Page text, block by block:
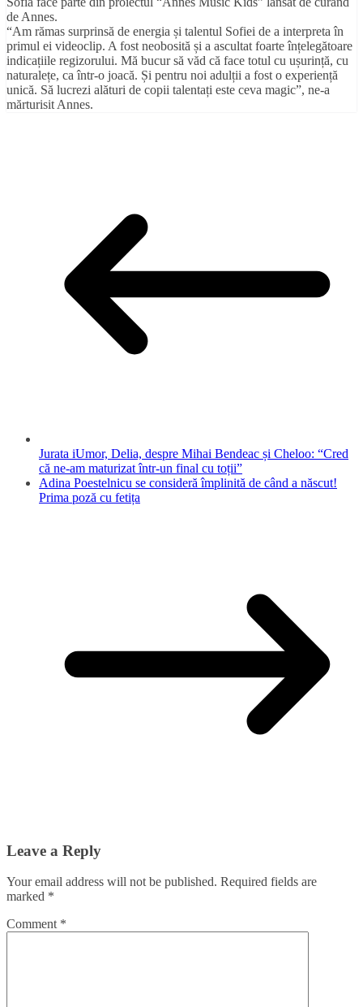
de Annes.
“Am rămas surprinsă de energia și talentul Sofiei de a interpreta în
primul ei videoclip. A fost neobosită și a ascultat foarte înțelegătoare
indicațiile regizorului. Mă bucur să văd că face totul cu ușurință, cu
naturalețe, ca într-o joacă. Și pentru noi adulții a fost o experiență
unică. Să lucrezi alături de copii talentați este ceva magic”, ne-a
mărturisit Annes.
Jurata iUmor, Delia, despre Mihai Bendeac și Cheloo: “Cred
că ne-am maturizat într-un final cu toții”
Adina Poestelnicu se consideră împlinită de când a născut!
Prima poză cu fetița
Leave a Reply
Your email address will not be published. Required fields are
marked *
Comment *